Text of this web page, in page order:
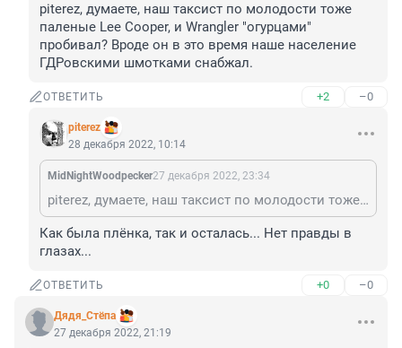
piterez, думаете, наш таксист по молодости тоже
паленые Lee Cooper, и Wrangler "огурцами"
пробивал? Вроде он в это время наше население
ГДРовскими шмотками снабжал.
ОТВЕТИТЬ +2 –0
piterez
28 декабря 2022, 10:14
MidNightWoodpecker27 декабря 2022, 23:34
piterez, думаете, наш таксист по молодости тоже паленые Lee Cooper, и Wrangler "огурцами" пробивал? Вроде он в это время наше население ГДРовскими шмотками снабжал.
Как была плёнка, так и осталась... Нет правды в
глазах...
ОТВЕТИТЬ +0 –0
Дядя_Стёпа
27 декабря 2022, 21:19